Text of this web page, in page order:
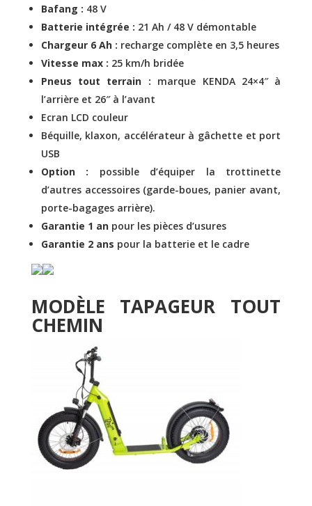
Bafang : 48 V
Batterie intégrée : 21 Ah / 48 V démontable
Chargeur 6 Ah : recharge complète en 3,5 heures
Vitesse max : 25 km/h bridée
Pneus tout terrain : marque KENDA 24×4″ à
l’arrière et 26″ à l’avant
Ecran LCD couleur
Béquille, klaxon, accélérateur à gâchette et port
USB
Option : possible d’équiper la trottinette
d’autres accessoires (garde-boues, panier avant,
porte-bagages arrière).
Garantie 1 anpour les pièces d’usures
Garantie 2 ans pour la batterie et le cadre
MODÈLE TAPAGEUR TOUT
CHEMIN